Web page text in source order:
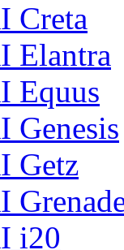
Creta
Elantra
Equus
Getz
i20